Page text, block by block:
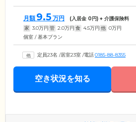
月額 9.5 万円 (入居金 0円) + 介護保険料
家 3.0万円 管 2.0万円 食 4.5万円 他 0万円
個室 / 基本プラン
定員23名 /居室23室 /電話0185-88-8355
空き状況を知る